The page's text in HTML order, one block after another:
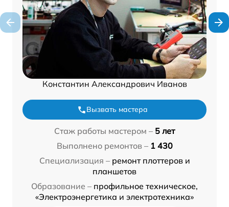
Константин Александрович Иванов
Вызвать мастера
Стаж работы мастером – 5 лет
Выполнено ремонтов – 1 430
Специализация – ремонт плоттеров и
планшетов
Образование – профильное техническое,
«Электроэнергетика и электротехника»